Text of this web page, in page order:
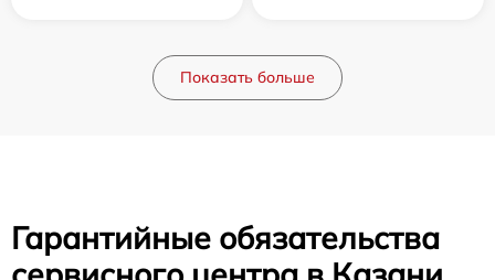
Показать больше
Гарантийные обязательства